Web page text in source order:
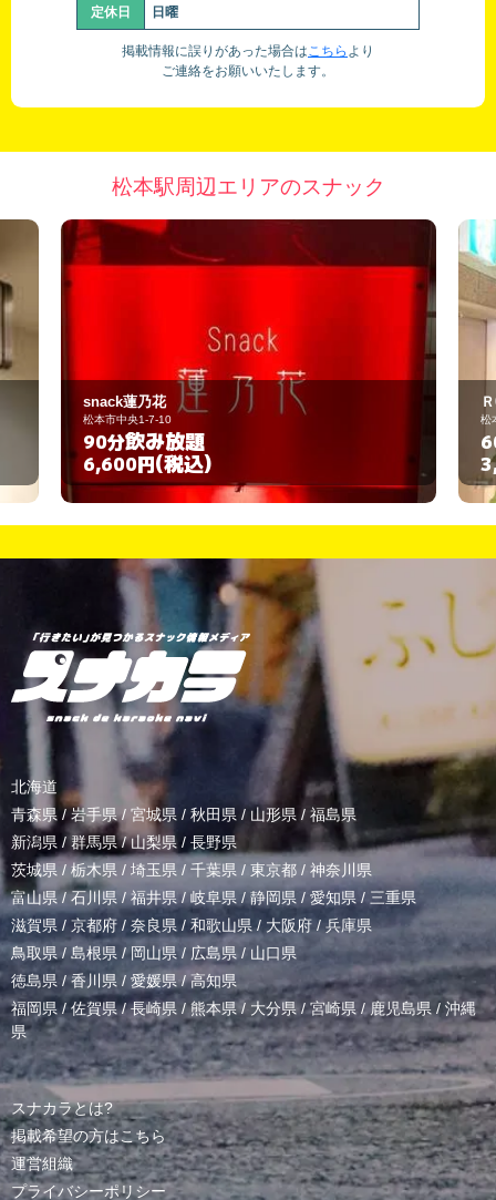
定休日 日曜
掲載情報に誤りがあった場合はこちら より
ご連絡をお願いいたします。
松本駅周辺エリアのスナック
snack蓮乃花
松本市中央1-7-10
90分飲み放題
6,600円(税込)
松
北海道
青森県 / 岩手県/ 宮城県 / 秋田県 / 山形県/ 福島県
新潟県 /群馬県/山梨県 / 長野県
茨城県 / 栃木県 / 埼玉県 / 千葉県 / 東京都 / 神奈川県
富山県 /石川県/福井県/岐阜県 / 静岡県 / 愛知県 / 三重県
滋賀県 / 京都府 / 奈良県 / 和歌山県/ 大阪府 /兵庫県
鳥取県/ 島根県 /岡山県/ 広島県 / 山口県
徳島県 /香川県 / 愛媛県/高知県
福岡県/佐賀県/長崎県 /熊本県/ 大分県/宮崎県 /鹿児島県 / 沖縄
県
スナカラとは?
掲載希望の方はこちら
運営組織
プライバシーポリシー